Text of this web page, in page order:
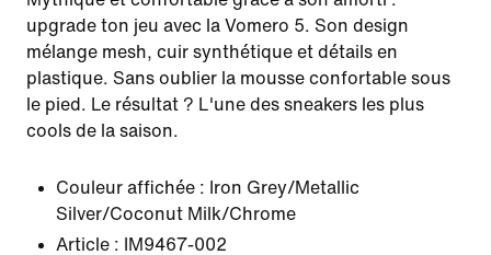
upgrade ton jeu avec la Vomero 5. Son design
mélange mesh, cuir synthétique et détails en
plastique. Sans oublier la mousse confortable sous
le pied. Le résultat ? L'une des sneakers les plus
cools de la saison.
Couleur affichée : Iron Grey/Metallic
Silver/Coconut Milk/Chrome
Article :
IM9467-002